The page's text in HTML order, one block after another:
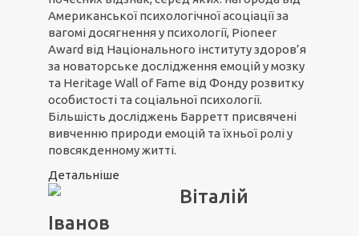
Американської психологічної асоціації за
вагомі досягнення у психології, Pioneer
Award від Національного інституту здоров’я
за новаторське дослідження емоцій у мозку
та Heritage Wall of Fame від Фонду розвитку
особистості та соціальної психології.
Більшість досліджень Барретт присвячені
вивченню природи емоцій та їхньої ролі у
повсякденному житті.
Детальніше
Віталій
Іванов